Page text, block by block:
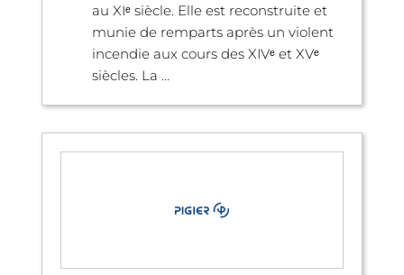
au XIᵉ siècle. Elle est reconstruite et
munie de remparts après un violent
incendie aux cours des XIVᵉ et XVᵉ
siècles. La ...